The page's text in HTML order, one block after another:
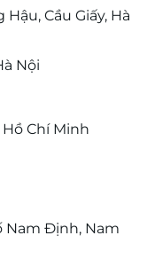
Cầu Giấy, Hà
Nội
Hồ Chí Minh
Nam Định, Nam